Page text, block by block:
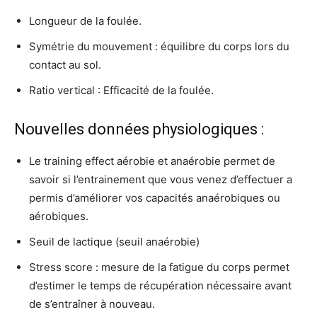
Longueur de la foulée.
Symétrie du mouvement : équilibre du corps lors du
contact au sol.
Ratio vertical : Efficacité de la foulée.
Nouvelles données physiologiques :
Le training effect aérobie et anaérobie permet de
savoir si l’entrainement que vous venez d’effectuer a
permis d’améliorer vos capacités anaérobiques ou
aérobiques.
Seuil de lactique (seuil anaérobie)
Stress score : mesure de la fatigue du corps permet
d’estimer le temps de récupération nécessaire avant
de s’entraîner à nouveau.